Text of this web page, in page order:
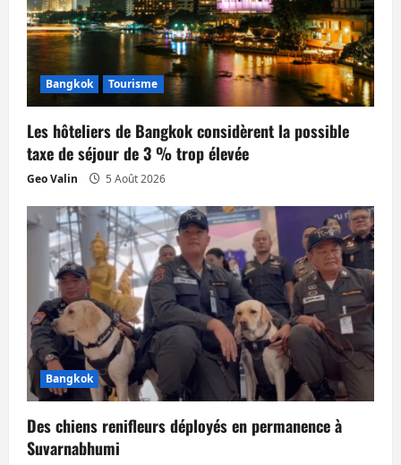
Bangkok Tourisme
Les hôteliers de Bangkok considèrent la possible
taxe de séjour de 3 % trop élevée
Geo Valin 5 Août 2026
Bangkok
Des chiens renifleurs déployés en permanence à
Suvarnabhumi